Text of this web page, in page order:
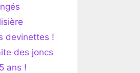
devinettes !
des joncs
ans !